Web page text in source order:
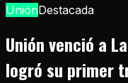
UniónDestacada
Unión venció a
logró su primer